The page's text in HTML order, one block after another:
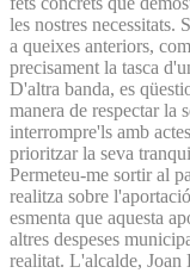
les nostres necessitats.
a queixes anteriors,
precisament la tasca
D'altra banda, es
manera de respectar la
interrompre'ls amb
prioritzar la seva
Permeteu-me sortir al
realitza sobre
esmenta que aquesta
altres despeses
realitat. L'alcalde, Joan